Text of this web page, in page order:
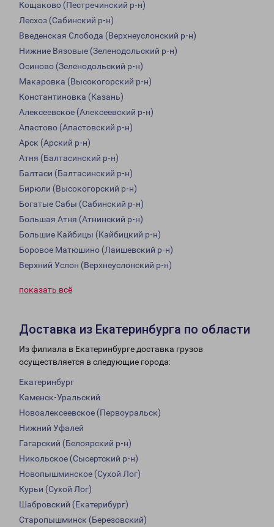
Кощаково (Пестречинский р-н)
Лесхоз (Сабинский р-н)
Введенская Слобода (Верхнеуслонский р-н)
Нижние Вязовые (Зеленодольский р-н)
Осиново (Зеленодольский р-н)
Макаровка (Высокогорский р-н)
Константиновка (Казань)
Алексеевское (Алексеевский р-н)
Апастово (Апастовский р-н)
Арск (Арский р-н)
Атня (Балтасинский р-н)
Балтаси (Балтасинский р-н)
Бирюли (Высокогорский р-н)
Богатые Сабы (Сабинский р-н)
Большая Атня (Атнинский р-н)
Большие Кайбицы (Кайбицкий р-н)
Боровое Матюшино (Лаишевский р-н)
Верхний Услон (Верхнеуслонский р-н)
показать всё
Доставка из Екатеринбурга по области
Из филиала в Екатеринбурге доставка грузов
осуществляется в следующие города:
Екатеринбург
Каменск-Уральский
Новоалексеевское (Первоуральск)
Нижний Уфалей
Гагарский (Белоярский р-н)
Никольское (Сысертский р-н)
Новопышминское (Сухой Лог)
Курьи (Сухой Лог)
Шабровский (Екатерибург)
Старопышминск (Березовский)